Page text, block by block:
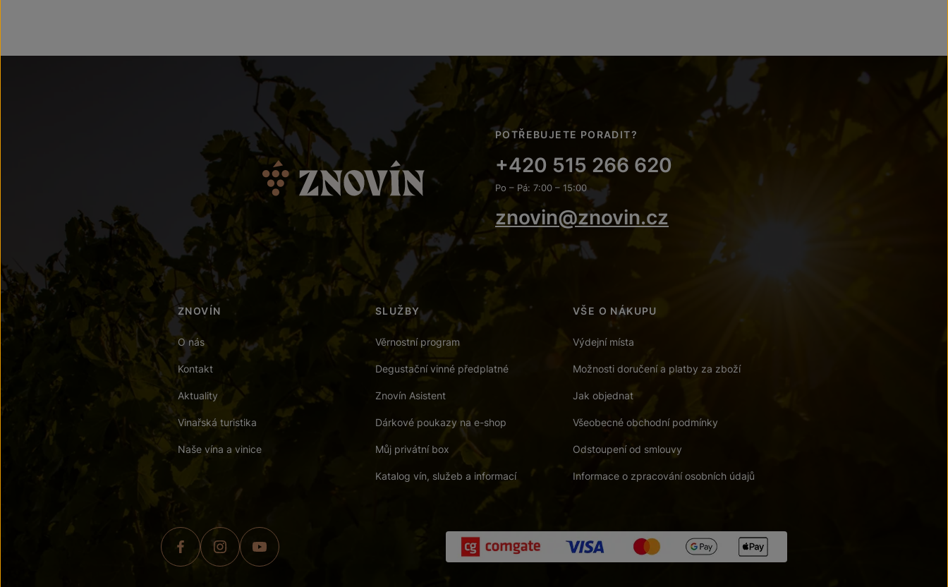
POTŘEBUJETE PORADIT?
+420 515 266 620
Po – Pá: 7:00 – 15:00
znovin@znovin.cz
ZNOVÍN
O nás
Kontakt
Aktuality
Vinařská turistika
Naše vína a vinice
SLUŽBY
Věrnostní program
Degustační vinné předplatné
Znovín Asistent
Dárkové poukazy na e-shop
Můj privátní box
Katalog vín, služeb a informací
VŠE O NÁKUPU
Výdejní místa
Možnosti doručení a platby za zboží
Jak objednat
Všeobecné obchodní podmínky
Odstoupení od smlouvy
Informace o zpracování osobních údajů